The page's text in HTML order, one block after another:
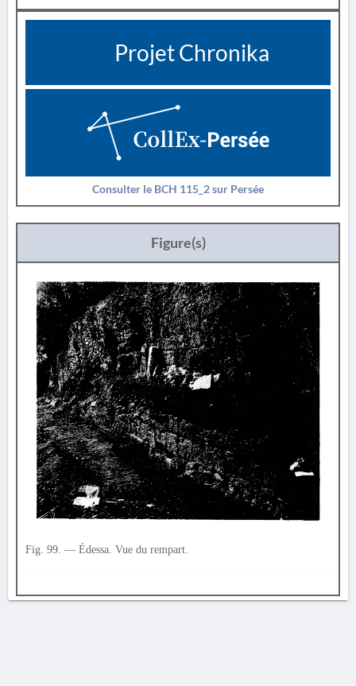
Projet Chronika
Consulter le BCH 115_2 sur Persée
Figure(s)
Fig. 99. — Édessa. Vue du rempart.